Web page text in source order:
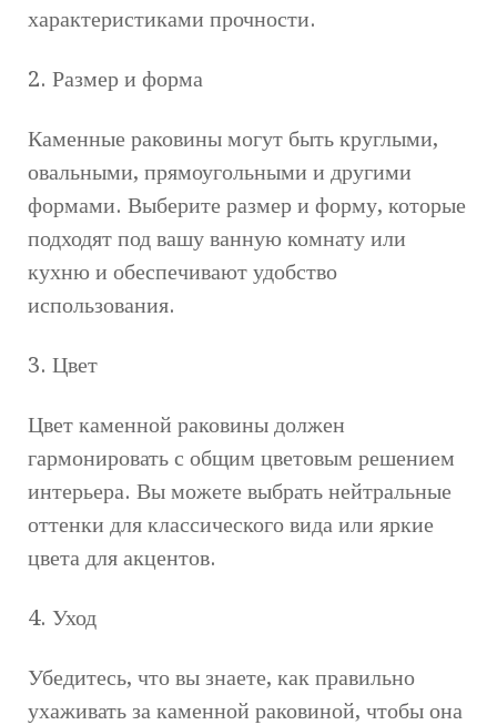
характеристиками прочности.
2. Размер и форма
Каменные раковины могут быть круглыми,
овальными, прямоугольными и другими
формами. Выберите размер и форму, которые
подходят под вашу ванную комнату или
кухню и обеспечивают удобство
использования.
3. Цвет
Цвет каменной раковины должен
гармонировать с общим цветовым решением
интерьера. Вы можете выбрать нейтральные
оттенки для классического вида или яркие
цвета для акцентов.
4. Уход
Убедитесь, что вы знаете, как правильно
ухаживать за каменной раковиной, чтобы она